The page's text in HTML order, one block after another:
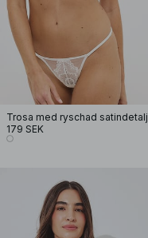
Trosa med ryschad satindetalj
179 SEK